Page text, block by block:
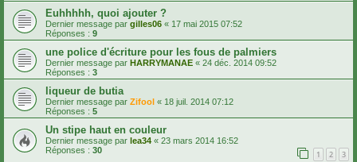
Euhhhhh, quoi ajouter ?
Dernier message par gilles06 « 17 mai 2015 07:52
Réponses : 9
une police d'écriture pour les fous de palmiers
Dernier message par HARRYMANAE « 24 déc. 2014 09:52
Réponses : 3
liqueur de butia
Dernier message par Zifool « 18 juil. 2014 07:12
Réponses : 5
Un stipe haut en couleur
Dernier message par lea34 « 23 mars 2014 16:52
Réponses : 30 1 2 3